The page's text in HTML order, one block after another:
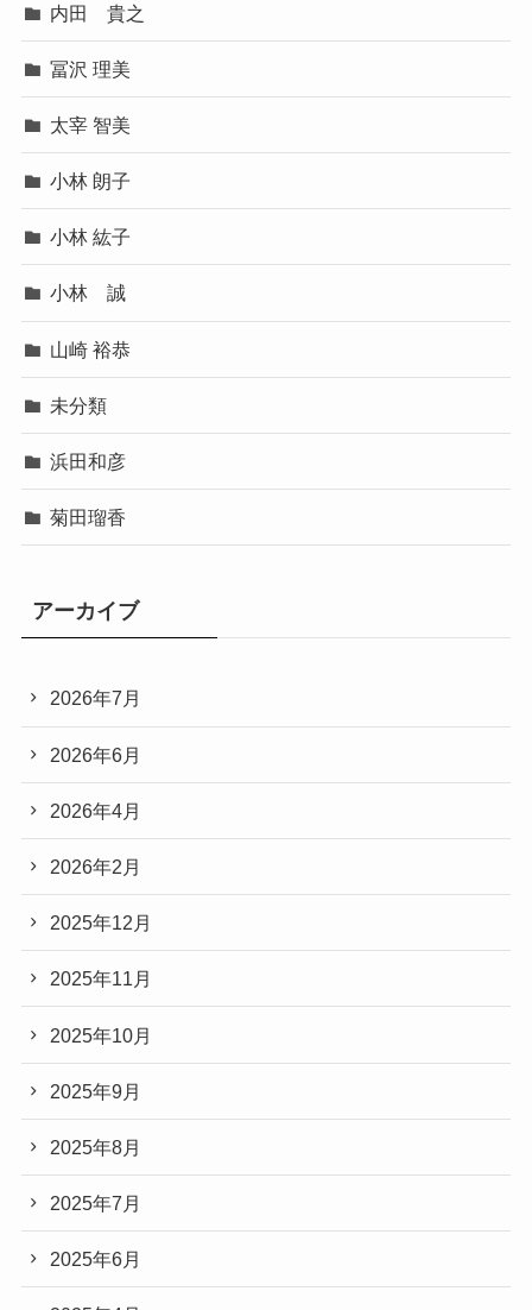
内田 貴之
冨沢 理美
太宰 智美
小林 朗子
小林 紘子
小林 誠
山崎 裕恭
未分類
浜田和彦
菊田瑠香
アーカイブ
2026年7月
2026年6月
2026年4月
2026年2月
2025年12月
2025年11月
2025年10月
2025年9月
2025年8月
2025年7月
2025年6月